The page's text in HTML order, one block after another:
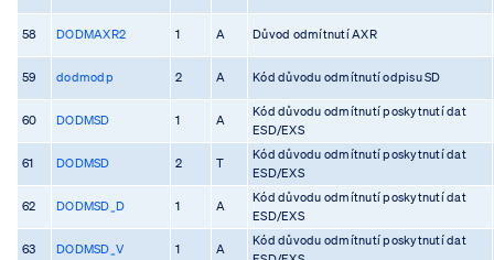
58 DODMAXR2 1 A Důvod odmítnutí AXR
59 dodmodp 2 A Kód důvodu odmítnutí odpisu SD
60 DODMSD 1 A
Kód důvodu odmítnutí poskytnutí dat
ESD/EXS
61 DODMSD 2 T
Kód důvodu odmítnutí poskytnutí dat
ESD/EXS
62 DODMSD_D 1 A
Kód důvodu odmítnutí poskytnutí dat
ESD/EXS
63 DODMSD_V 1 A
Kód důvodu odmítnutí poskytnutí dat